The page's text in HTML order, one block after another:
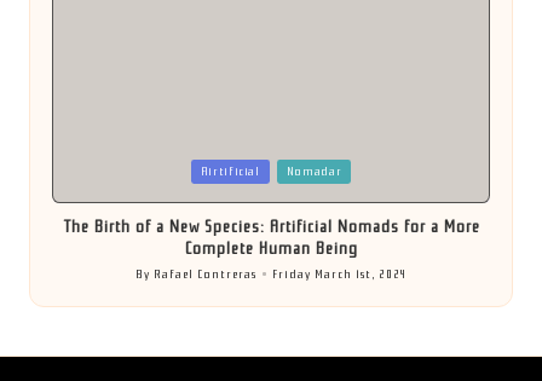
Airtificial Nomadar
The Birth of a New Species: Artificial Nomads for a More
Complete Human Being
Posted
by
By Rafael Contreras Friday March 1st, 2024